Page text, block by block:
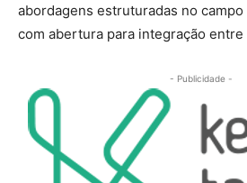
abordagens estruturadas no
com abertura para integração
- Publicidade -